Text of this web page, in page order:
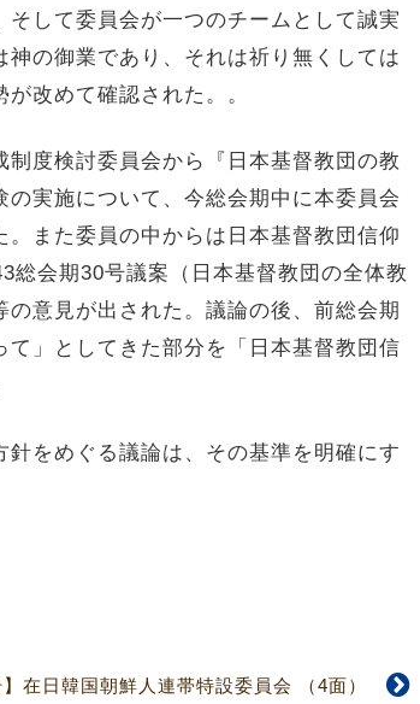
して委員会が一つのチームとして誠実
の御業であり、それは祈り無くしては
改めて確認された。。
度検討委員会から『日本基督教団の教
実施について、今総会期中に本委員会
また委員の中からは日本基督教団信仰
総会期30号議案（日本基督教団の全体教
意見が出された。議論の後、前総会期
」としてきた部分を「日本基督教団信
をめぐる議論は、その基準を明確にす
】在日韓国朝鮮人連帯特設委員会 （4面）